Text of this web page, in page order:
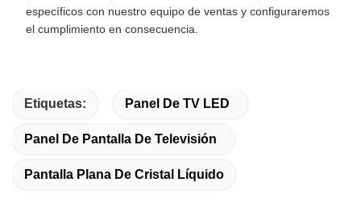
específicos con nuestro equipo de ventas y configuraremos
el cumplimiento en consecuencia.
Etiquetas: Panel De TV LED
Panel De Pantalla De Televisión
Pantalla Plana De Cristal Líquido